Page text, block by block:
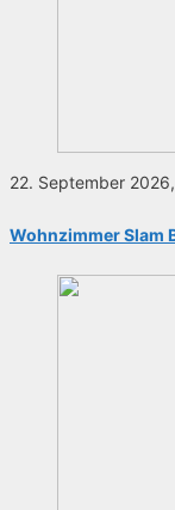
22. September
Wohnzimmer Slam